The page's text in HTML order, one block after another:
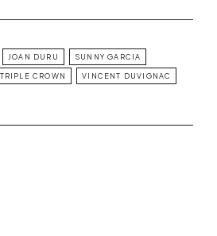
JOAN DURU SUNNY GARCIA
CROWN VINCENT DUVIGNAC